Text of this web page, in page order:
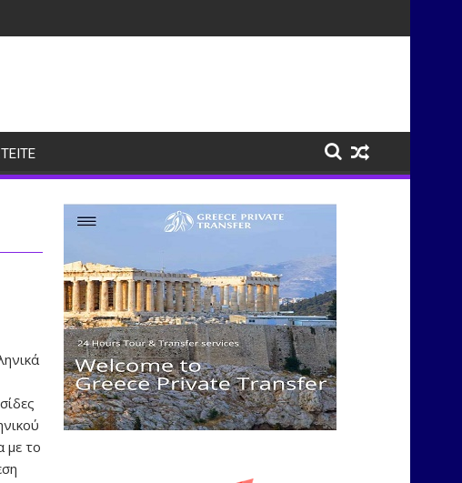
μέσα από τη μουσική
με το